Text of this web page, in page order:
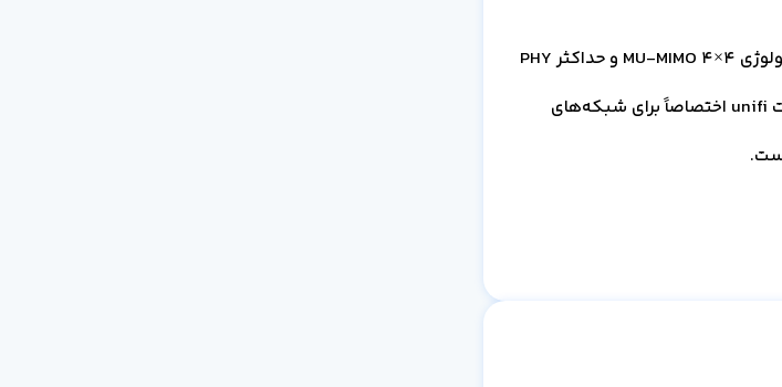
قیمت اکسس پوینت یوبیکیوتی U7 Pro Outdoor با مشخصات استاندارد Wi-Fi 7، تکنولوژی 4×4 MU-MIMO و حداکثر PHY
تومان می‌باشد، که این اکسس پوینت unifi اختصاصاً برای شبکه‌های